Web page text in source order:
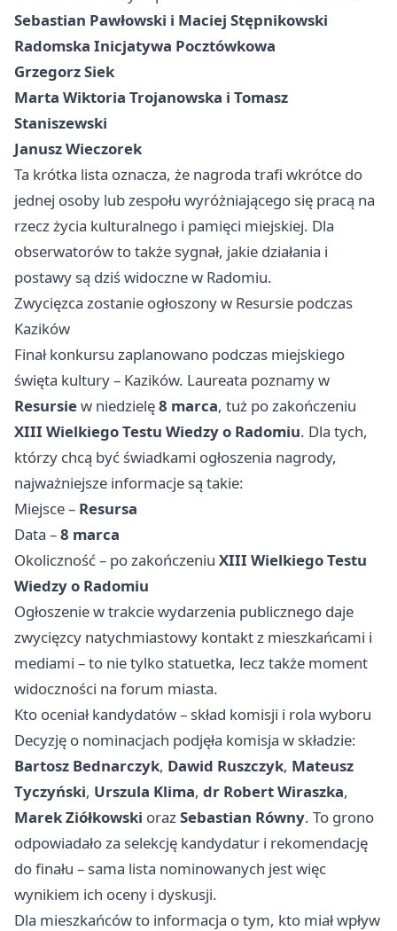
Sebastian Pawłowski i Maciej Stępnikowski
Radomska Inicjatywa Pocztówkowa
Grzegorz Siek
Marta Wiktoria Trojanowska i Tomasz
Staniszewski
Janusz Wieczorek
Ta krótka lista oznacza, że nagroda trafi wkrótce do
jednej osoby lub zespołu wyróżniającego się pracą na
rzecz życia kulturalnego i pamięci miejskiej. Dla
obserwatorów to także sygnał, jakie działania i
postawy są dziś widoczne w Radomiu.
Zwycięzca zostanie ogłoszony w Resursie podczas
Kazików
Finał konkursu zaplanowano podczas miejskiego
święta kultury – Kazików. Laureata poznamy w
Resursiew niedzielę8 marca, tuż po zakończeniu
XIII Wielkiego Testu Wiedzy o Radomiu. Dla tych,
którzy chcą być świadkami ogłoszenia nagrody,
najważniejsze informacje są takie:
Miejsce – Resursa
Data –8 marca
Okoliczność – po zakończeniu XIII Wielkiego Testu
Wiedzy o Radomiu
Ogłoszenie w trakcie wydarzenia publicznego daje
zwycięzcy natychmiastowy kontakt z mieszkańcami i
mediami – to nie tylko statuetka, lecz także moment
widoczności na forum miasta.
Kto oceniał kandydatów – skład komisji i rola wyboru
Decyzję o nominacjach podjęła komisja w składzie:
Bartosz Bednarczyk, Dawid Ruszczyk, Mateusz
Tyczyński, Urszula Klima, dr Robert Wiraszka,
Marek Ziółkowski orazSebastian Równy. To grono
odpowiadało za selekcję kandydatur i rekomendację
do finału – sama lista nominowanych jest więc
wynikiem ich oceny i dyskusji.
Dla mieszkańców to informacja o tym, kto miał wpływ